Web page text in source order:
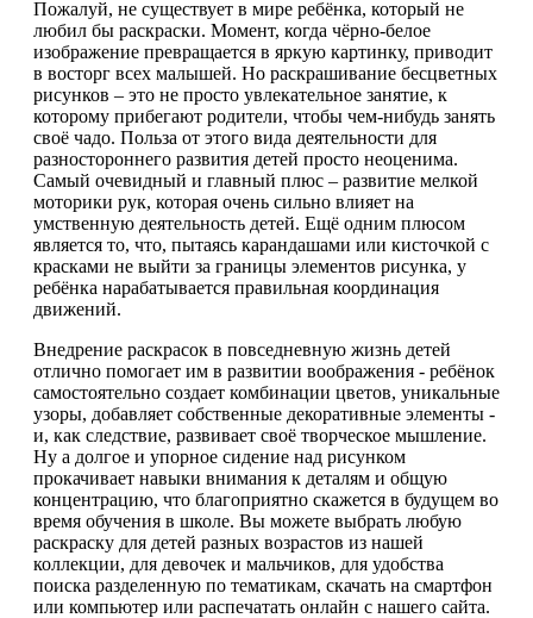
Пожалуй, не существует в мире ребёнка, который не
любил бы раскраски. Момент, когда чёрно-белое
изображение превращается в яркую картинку, приводит
в восторг всех малышей. Но раскрашивание бесцветных
рисунков – это не просто увлекательное занятие, к
которому прибегают родители, чтобы чем-нибудь занять
своё чадо. Польза от этого вида деятельности для
разностороннего развития детей просто неоценима.
Самый очевидный и главный плюс – развитие мелкой
моторики рук, которая очень сильно влияет на
умственную деятельность детей. Ещё одним плюсом
является то, что, пытаясь карандашами или кисточкой с
красками не выйти за границы элементов рисунка, у
ребёнка нарабатывается правильная координация
движений.
Внедрение раскрасок в повседневную жизнь детей
отлично помогает им в развитии воображения - ребёнок
самостоятельно создает комбинации цветов, уникальные
узоры, добавляет собственные декоративные элементы -
и, как следствие, развивает своё творческое мышление.
Ну а долгое и упорное сидение над рисунком
прокачивает навыки внимания к деталям и общую
концентрацию, что благоприятно скажется в будущем во
время обучения в школе. Вы можете выбрать любую
раскраску для детей разных возрастов из нашей
коллекции, для девочек и мальчиков, для удобства
поиска разделенную по тематикам, скачать на смартфон
или компьютер или распечатать онлайн с нашего сайта.